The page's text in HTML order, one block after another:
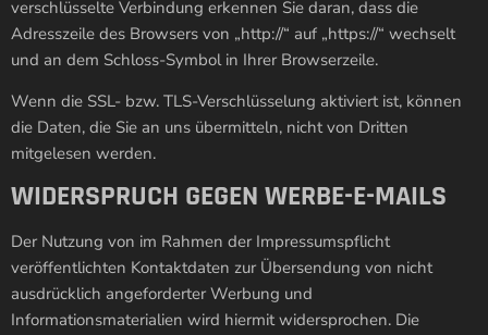
verschlüsselte Verbindung erkennen Sie daran, dass die
Adresszeile des Browsers von „http://“ auf „https://“ wechselt
und an dem Schloss-Symbol in Ihrer Browserzeile.
Wenn die SSL- bzw. TLS-Verschlüsselung aktiviert ist, können
die Daten, die Sie an uns übermitteln, nicht von Dritten
mitgelesen werden.
WIDERSPRUCH GEGEN WERBE-E-MAILS
Der Nutzung von im Rahmen der Impressumspflicht
veröffentlichten Kontaktdaten zur Übersendung von nicht
ausdrücklich angeforderter Werbung und
Informationsmaterialien wird hiermit widersprochen. Die